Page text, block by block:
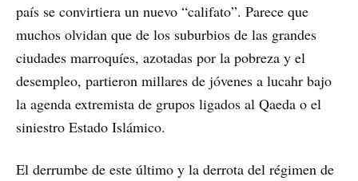
país se convirtiera un nuevo “califato”. Parece que
muchos olvidan que de los suburbios de las grandes
ciudades marroquíes, azotadas por la pobreza y el
desempleo, partieron millares de jóvenes a lucahr bajo
la agenda extremista de grupos ligados al Qaeda o el
siniestro Estado Islámico.
El derrumbe de este último y la derrota del régimen de